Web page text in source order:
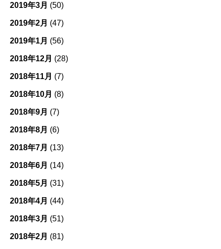
2019年3月 (50)
2019年2月 (47)
2019年1月 (56)
2018年12月 (28)
2018年11月 (7)
2018年10月 (8)
2018年9月 (7)
2018年8月 (6)
2018年7月 (13)
2018年6月 (14)
2018年5月 (31)
2018年4月 (44)
2018年3月 (51)
2018年2月 (81)